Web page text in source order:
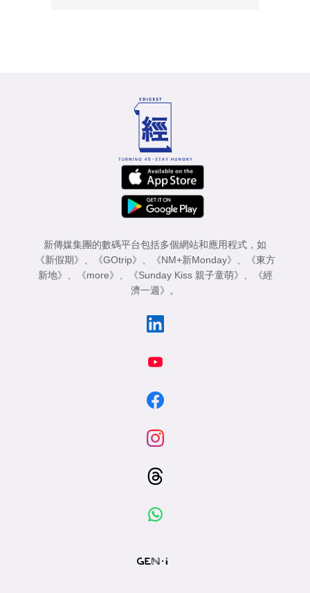
新傳媒集團的數碼平台包括多個網站和應用程式，如
《新假期》
《GOtrip》 《NM+新Monday》
《東方
新地》
《more》 《Sunday Kiss 親子童萌》
《經
濟一週》
。